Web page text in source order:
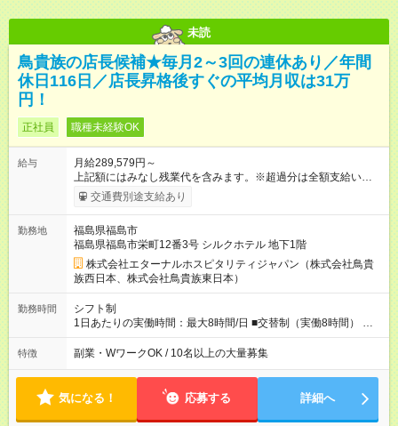
未読
鳥貴族の店長候補★毎月2～3回の連休あり／年間
休日116日／店長昇格後すぐの平均月収は31万
円！
正社員 職種未経験OK
給与
月給289,579円～
上記額にはみなし残業代を含みます。※超過分は全額支給いたし
ます。 みなし残業代 49,699円 以上／月 みなし残業時間 30時間
／月 定額深夜手当（60時間、1万9880円～）含む。 それぞれ
未経験スタートのメンバーも多いです。 ◎上司との距離が近
く、困ったことがあってもマネージャーにすぐ相談できます。
◎女性活躍中！女性管理職登用実績あり！ ◎月1回エリア会議あ
り。社長が直接、目標や方針を発表します。 ⇒各店舗の好事例
を知れるなど、刺激がたくさん 【試用期間】試用期間なし
交通費別途支給あり
勤務地
福島県福島市
福島県福島市栄町12番3号 シルクホテル 地下1階
株式会社エターナルホスピタリティジャパン（株式会社鳥貴
族西日本、株式会社鳥貴族東日本）
勤務時間
シフト制
1日あたりの実働時間：最大8時間/日 ■交替制（実働8時間） ▼
シフト例 ○16：00～翌2：00 ○20：00～翌6：00 ※営業時間は店
舗による。 ＜無断残業は絶対禁止！＞ どうしても必要な時は、
すが、これをゼロにするのが目標の一つです。
特徴 副業・WワークOK / 10名以上の大量募集
気になる！ 応募する 詳細へ